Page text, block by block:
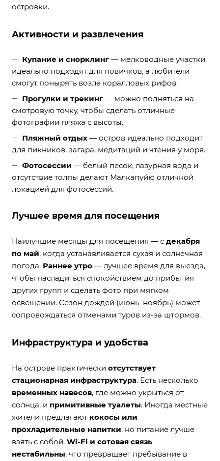
островки.
Активности и развлечения
Купание и снорклинг — мелководные участки
идеально подходят для новичков, а любители
смогут понырять возле коралловых рифов.
Прогулки и трекинг — можно подняться на
смотровую точку, чтобы сделать отличные
фотографии пляжа с высоты.
Пляжный отдых — остров идеально подходит
для пикников, загара, медитаций и чтения у моря.
Фотосессии — белый песок, лазурная вода и
отсутствие толпы делают Малкапуйю отличной
локацией для фотосессий.
Лучшее время для посещения
Наилучшие месяцы для посещения — с декабря
по май, когда устанавливается сухая и солнечная
погода. Раннее утро — лучшее время для выезда,
чтобы насладиться спокойствием до прибытия
других групп и сделать фото при мягком
освещении. Сезон дождей (июнь–ноябрь) может
сопровождаться отменами туров из-за штормов.
Инфраструктура и удобства
На острове практически отсутствует
стационарная инфраструктура. Есть несколько
временных навесов, где можно укрыться от
солнца, и примитивные туалеты. Иногда местные
жители предлагают кокосы или
прохладительные напитки, но питание лучше
взять с собой. Wi-Fi и сотовая связь
нестабильны, что превращает пребывание в